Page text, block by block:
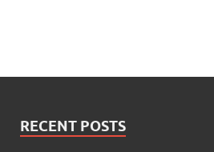
RECENT POSTS